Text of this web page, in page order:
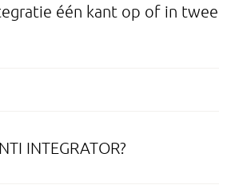
één kant op of in twee
INTEGRATOR?